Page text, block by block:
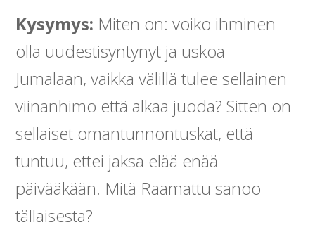
Kysymys: Miten on: voiko ihminen
olla uudestisyntynyt ja uskoa
Jumalaan, vaikka välillä tulee sellainen
viinanhimo että alkaa juoda? Sitten on
sellaiset omantunnontuskat, että
tuntuu, ettei jaksa elää enää
päivääkään. Mitä Raamattu sanoo
tällaisesta?